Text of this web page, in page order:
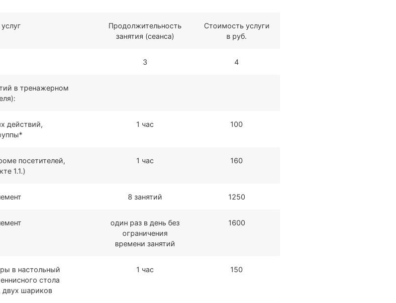
Продолжительность
занятия (сеанса)
Стоимость услуги
в руб.
3 4
в тренажерном
действий,
1 час 100
посетителей,
1.1.)
1 час 160
8 занятий 1250
один раз в день без
ограничения
времени занятий
1600
в настольный
стола
двух шариков
1 час 150